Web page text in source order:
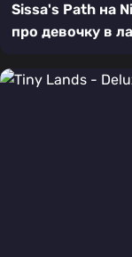
Sissa's Path на
про девочку в